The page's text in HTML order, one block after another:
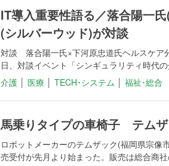
IT導入重要性語る／落合陽一
(シルバーウッド)が対談
対談 落合陽一氏×下河原忠道氏ヘルスケア
日、対談イベント「シンギュラリティ時代
介護
医療 TECH･システム 福祉･総合
馬乗りタイプの車椅子 テム
ロボットメーカーのテムザック(福岡県宗像
売受付が先月より始まった。販売は総合商